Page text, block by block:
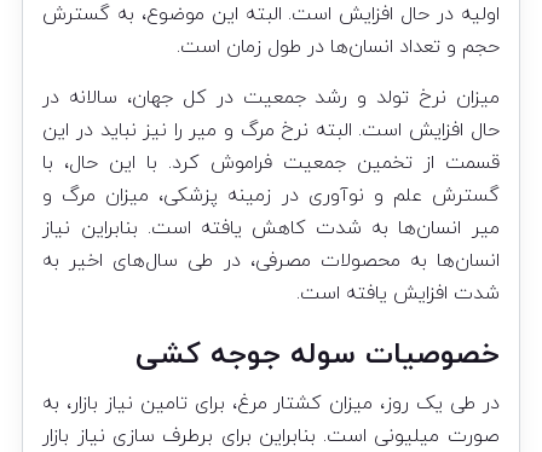
اولیه در حال افزایش است. البته این موضوع، به گسترش
حجم و تعداد انسان‌ها در طول زمان است.
میزان نرخ تولد و رشد جمعیت در کل جهان، سالانه در
حال افزایش است. البته نرخ مرگ و میر را نیز نباید در این
قسمت از تخمین جمعیت فراموش کرد. با این حال، با
گسترش علم و نوآوری در زمینه پزشکی، میزان مرگ و
میر انسان‌ها به شدت کاهش یافته است. بنابراین نیاز
انسان‌ها به محصولات مصرفی، در طی سال‌های اخیر به
شدت افزایش یافته است.
خصوصیات سوله جوجه کشی
در طی یک روز، میزان کشتار مرغ، برای تامین نیاز بازار، به
صورت میلیونی است. بنابراین برای برطرف سازی نیاز بازار